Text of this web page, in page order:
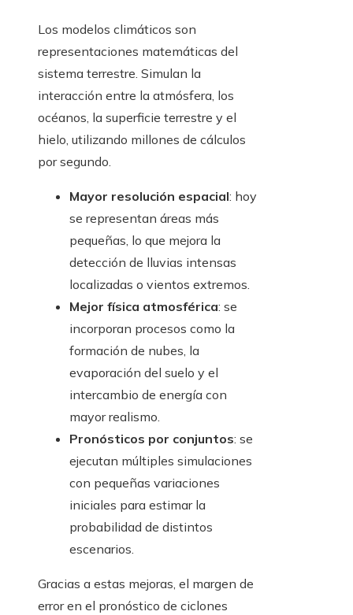
Los modelos climáticos son
representaciones matemáticas del
sistema terrestre. Simulan la
interacción entre la atmósfera, los
océanos, la superficie terrestre y el
hielo, utilizando millones de cálculos
por segundo.
Mayor resolución espacial: hoy
se representan áreas más
pequeñas, lo que mejora la
detección de lluvias intensas
localizadas o vientos extremos.
Mejor física atmosférica: se
incorporan procesos como la
formación de nubes, la
evaporación del suelo y el
intercambio de energía con
mayor realismo.
Pronósticos por conjuntos: se
ejecutan múltiples simulaciones
con pequeñas variaciones
iniciales para estimar la
probabilidad de distintos
escenarios.
Gracias a estas mejoras, el margen de
error en el pronóstico de ciclones